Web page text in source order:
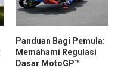
Panduan Bagi Pemula:
Memahami Regulasi
Dasar MotoGP™